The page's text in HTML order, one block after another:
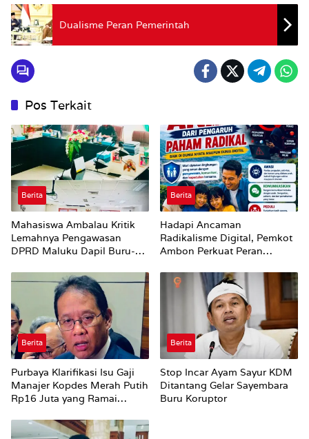
Dualisme Peran Pemerintah
Pos Terkait
Berita
Mahasiswa Ambalau Kritik
Lemahnya Pengawasan
DPRD Maluku Dapil Buru-
Perubahan Status Jalan
Berita
Hadapi Ancaman
Radikalisme Digital, Pemkot
Ambon Perkuat Peran
Berita
Purbaya Klarifikasi Isu Gaji
Manajer Kopdes Merah Putih
Rp16 Juta yang Ramai
Berita
Stop Incar Ayam Sayur KDM
Ditantang Gelar Sayembara
Buru Koruptor